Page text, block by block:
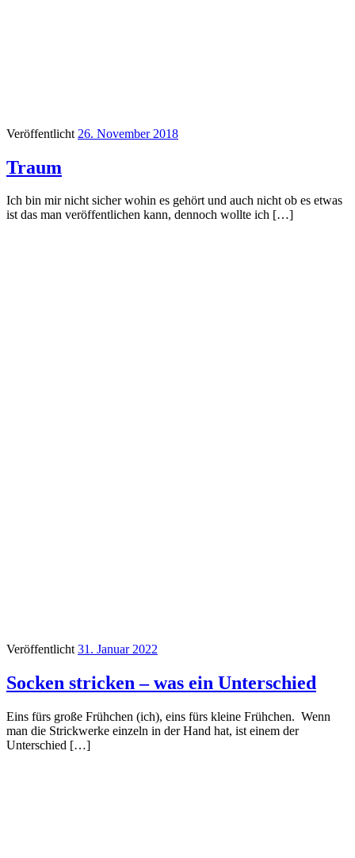
Veröffentlicht 26. November 2018
Traum
Ich bin mir nicht sicher wohin es gehört und auch nicht ob es etwas
ist das man veröffentlichen kann, dennoch wollte ich […]
Veröffentlicht31. Januar 2022
Socken stricken – was ein Unterschied
Eins fürs große Frühchen (ich), eins fürs kleine Frühchen. Wenn
man die Strickwerke einzeln in der Hand hat, ist einem der
Unterschied […]